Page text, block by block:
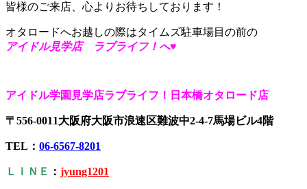
皆様のご来店、心よりお待ちしております！
オタロードへお越しの際はタイムズ駐車場目の前の
アイドル見学店 ラブライフ！へ♥
アイドル学園見学店ラブライフ！日本橋オタロード店
〒556-0011大阪府大阪市浪速区難波中2-4-7馬場ビル4階
TEL： 06-6567-8201
ＬＩＮＥ ： jyung1201